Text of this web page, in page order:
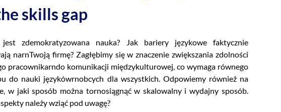
skills gap
jest zdemokratyzowana nauka? Jak bariery językowe faktycznie
narnTwoją firmę? Zagłębimy się w znaczenie zwiększania zdolności
pracownikarndo komunikacji międzykulturowej, co wymaga równego
do nauki językówrnobcych dla wszystkich. Odpowiemy również na
w jaki sposób można tornosiągnąć w skalowalny i wydajny sposób.
należy wziąć pod uwagę?